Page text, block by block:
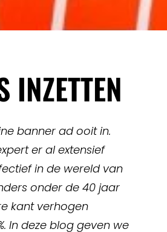
INZETTEN
banner ad ooit in.
er al extensief
in de wereld van
onder de 40 jaar
kant verhogen
In deze blog geven we